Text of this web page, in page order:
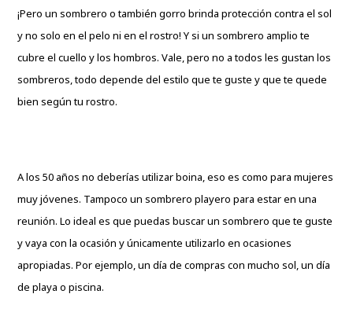
¡Pero un sombrero o también gorro brinda protección contra el sol
y no solo en el pelo ni en el rostro! Y si un sombrero amplio te
cubre el cuello y los hombros. Vale, pero no a todos les gustan los
sombreros, todo depende del estilo que te guste y que te quede
bien según tu rostro.
A los 50 años no deberías utilizar boina, eso es como para mujeres
muy jóvenes. Tampoco un sombrero playero para estar en una
reunión. Lo ideal es que puedas buscar un sombrero que te guste
y vaya con la ocasión y únicamente utilizarlo en ocasiones
apropiadas. Por ejemplo, un día de compras con mucho sol, un día
de playa o piscina.